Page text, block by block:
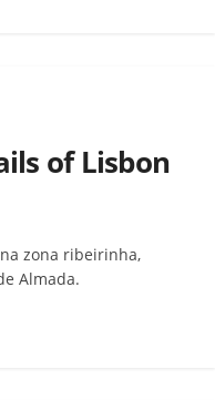
of Lisbon
zona ribeirinha,
Almada.